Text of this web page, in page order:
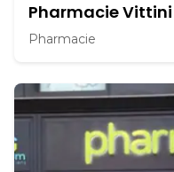
Pharmacie Vittini
Pharmacie